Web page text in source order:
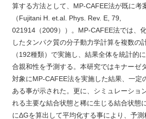
算する方法として、MP-CAFEE法が既に考
（Fujitani H. et.al. Phys. Rev. E, 79,
021914（2009））。MP-CAFEE法では、
したタンパク質の分子動力学計算を複数の
（192種類）で実施し、結果全体を統計的
合親和性を予測する。本研究ではキナーゼ
対象にMP-CAFEE法を実施した結果、一定
ある事が示された。更に、シミュレーショ
れる主要な結合状態と稀に生じる結合状態
にΔGを算出して平均化する事により、予測